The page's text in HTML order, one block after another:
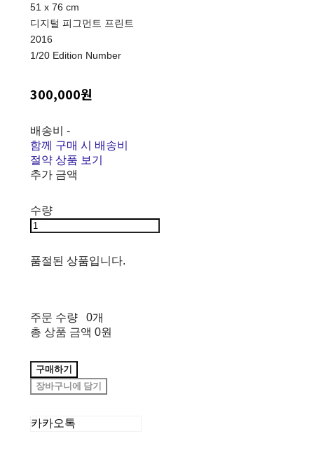
51 x 76 cm
디지털 피그먼트 프린트
2016
1/20 Edition Number
300,000원
배송비 -
함께 구매 시 배송비
절약 상품 보기
추가 금액
수량
품절된 상품입니다.
주문 수량
0개
총 상품 금액 0원
구매하기
장바구니에 담기
카카오톡